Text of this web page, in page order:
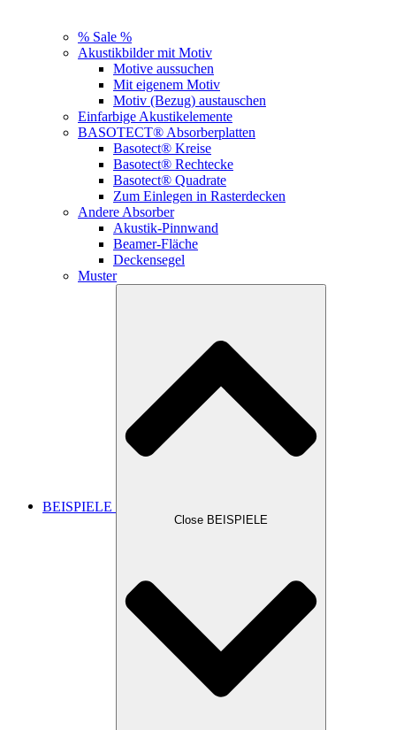
% Sale %
Akustikbilder mit Motiv
Motive aussuchen
Mit eigenem Motiv
Motiv (Bezug) austauschen
Einfarbige Akustikelemente
BASOTECT® Absorberplatten
Basotect® Kreise
Basotect® Rechtecke
Basotect® Quadrate
Zum Einlegen in Rasterdecken
Andere Absorber
Akustik-Pinnwand
Beamer-Fläche
Deckensegel
Muster
BEISPIELE
Close BEISPIELE